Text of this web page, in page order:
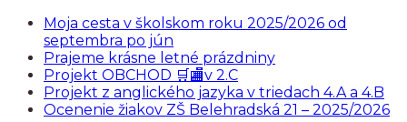
Moja cesta v školskom roku 2025/2026 od
septembra po jún
Prajeme krásne letné prázdniny
Projekt OBCHOD 🛒🏬v 2.C
Projekt z anglického jazyka v triedach 4.A a 4.B
Ocenenie žiakov ZŠ Belehradská 21 – 2025/2026